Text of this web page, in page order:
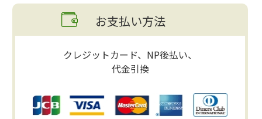
お支払い方法
クレジットカード、NP後払い、
代金引換